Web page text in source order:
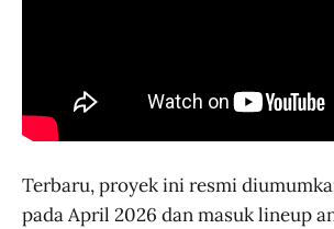
Terbaru, proyek ini resmi
pada April 2026 dan masuk lineup